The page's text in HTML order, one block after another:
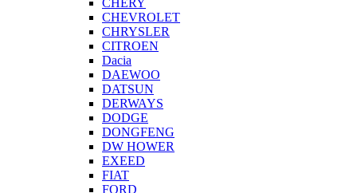
CHERY
CHEVROLET
CHRYSLER
CITROEN
Dacia
DAEWOO
DATSUN
DERWAYS
DODGE
DONGFENG
DW HOWER
EXEED
FIAT
FORD